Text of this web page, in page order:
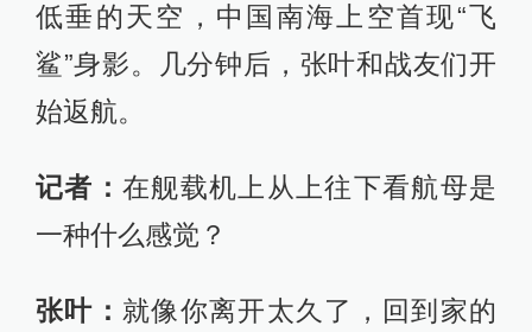
低垂的天空，中国南海上空首现“飞
鲨”身影。几分钟后，张叶和战友们开
始返航。
记者： 在舰载机上从上往下看航母是
一种什么感觉？
张叶： 就像你离开太久了，回到家的